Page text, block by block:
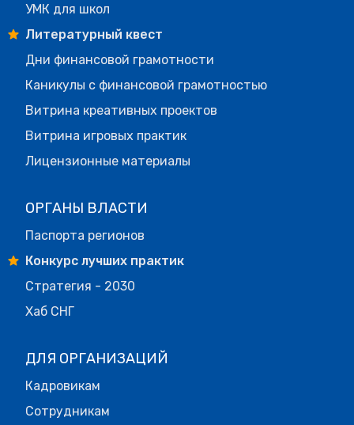
УМК для школ
Литературный квест
Дни финансовой грамотности
Каникулы с финансовой грамотностью
Витрина креативных проектов
Витрина игровых практик
Лицензионные материалы
ОРГАНЫ ВЛАСТИ
Паспорта регионов
Конкурс лучших практик
Стратегия - 2030
Хаб СНГ
ДЛЯ ОРГАНИЗАЦИЙ
Кадровикам
Сотрудникам